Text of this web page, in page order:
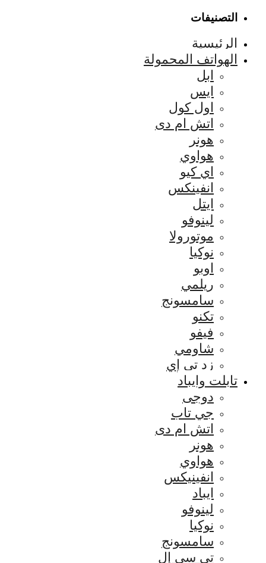
التصنيفات
الرئيسية
الهواتف المحمولة
ابل
ايس
اول كول
اتش ام دى
هونر
هواوي
اي كيو
انفينكس
ايتل
لينوفو
موتورولا
نوكيا
اوبو
ريلمي
سامسونج
تكنو
فيفو
شاومي
زد تي إي
تابلت وايباد
دوجى
جي تاب
اتش ام دى
هونر
هواوي
انفينيكس
ايباد
لينوفو
نوكيا
سامسونج
تي سي إل